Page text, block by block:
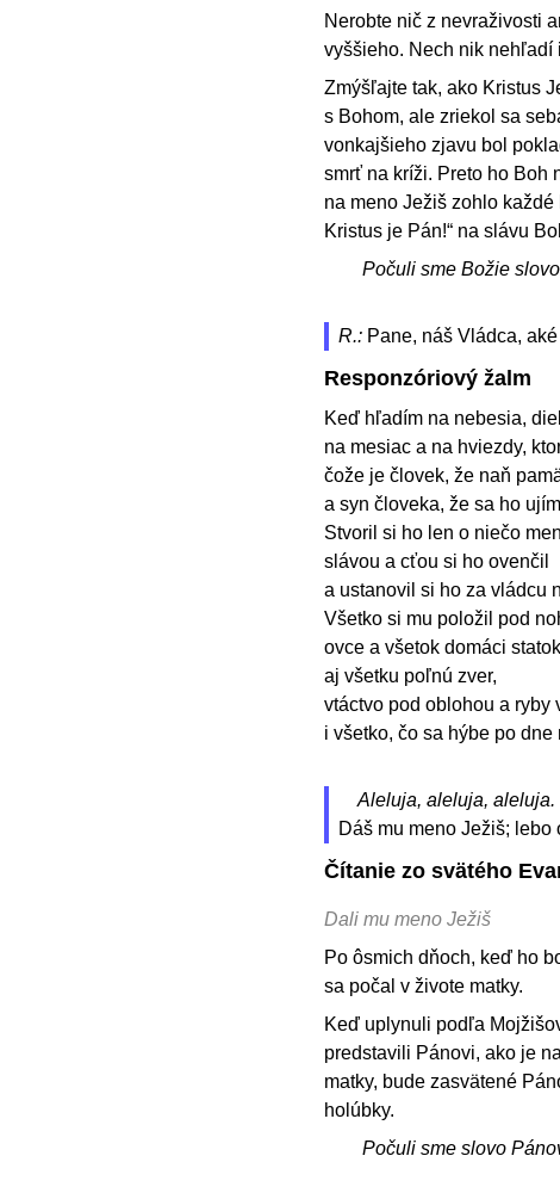
Nerobte nič z nevraživosti
vyššieho. Nech nik nehľadí
Zmýšľajte tak, ako Kristus
s Bohom, ale zriekol sa
vonkajšieho zjavu bol
smrť na kríži. Preto ho Boh
na meno Ježiš zohlo
Kristus je Pán!“ na slávu
Počuli sme Božie
R.: Pane, náš Vládca,
Responzóriový žalm
Keď hľadím na nebesia,
na mesiac a na hviezdy,
čože je človek, že naň
a syn človeka, že sa ho
Stvoril si ho len o niečo
slávou a cťou si ho ovenčil
a ustanovil si ho za vládcu
Všetko si mu položil pod
ovce a všetok domáci
aj všetku poľnú zver,
vtáctvo pod oblohou a ryby
i všetko, čo sa hýbe po dne
Aleluja, aleluja, aleluja.
Dáš mu meno Ježiš;
Čítanie zo svätého
Dali mu meno Ježiš
Po ôsmich dňoch, keď ho
sa počal v živote matky.
Keď uplynuli podľa
predstavili Pánovi, ako je
matky, bude zasvätené
holúbky.
Počuli sme slovo